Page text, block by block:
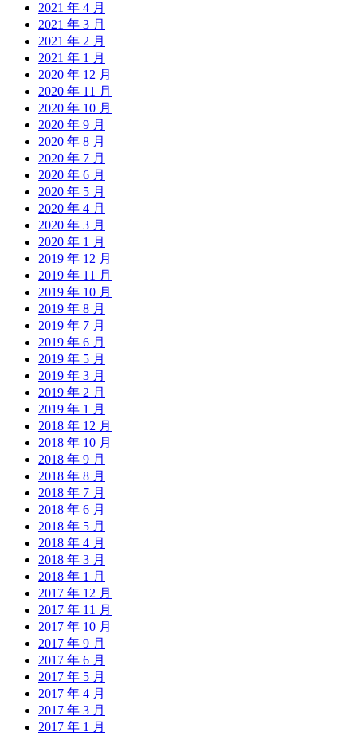
2021 年 4 月
2021 年 3 月
2021 年 2 月
2021 年 1 月
2020 年 12 月
2020 年 11 月
2020 年 10 月
2020 年 9 月
2020 年 8 月
2020 年 7 月
2020 年 6 月
2020 年 5 月
2020 年 4 月
2020 年 3 月
2020 年 1 月
2019 年 12 月
2019 年 11 月
2019 年 10 月
2019 年 8 月
2019 年 7 月
2019 年 6 月
2019 年 5 月
2019 年 3 月
2019 年 2 月
2019 年 1 月
2018 年 12 月
2018 年 10 月
2018 年 9 月
2018 年 8 月
2018 年 7 月
2018 年 6 月
2018 年 5 月
2018 年 4 月
2018 年 3 月
2018 年 1 月
2017 年 12 月
2017 年 11 月
2017 年 10 月
2017 年 9 月
2017 年 6 月
2017 年 5 月
2017 年 4 月
2017 年 3 月
2017 年 1 月